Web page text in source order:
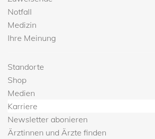
Notfall
Medizin
Ihre Meinung
Standorte
Shop
Medien
Karriere
Newsletter abonieren
Ärztinnen und Ärzte finden